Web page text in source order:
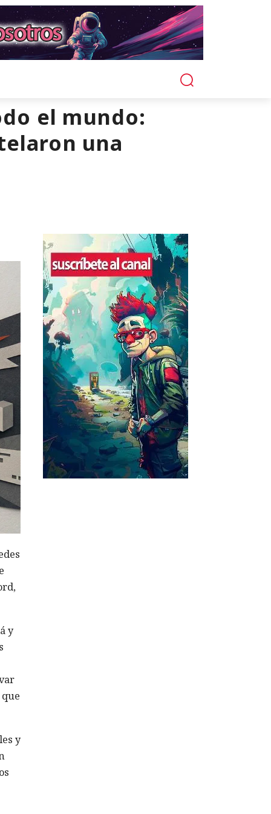
el mundo:
una
y
y